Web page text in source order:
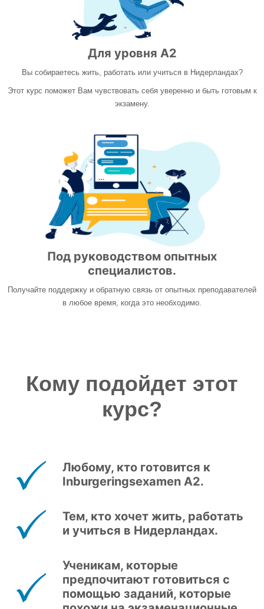
Для уровня A2
Вы собираетесь жить, работать или учиться в Нидерландах?
Этот курс поможет Вам чувствовать себя уверенно и быть готовым к
экзамену.
Под руководством опытных
специалистов.
Получайте поддержку и обратную связь от опытных преподавателей
в любое время, когда это необходимо.
Кому подойдет этот
курс?
Любому, кто готовится к
Inburgeringsexamen A2.
Тем, кто хочет жить, работать
и учиться в Нидерландах.
Ученикам, которые
предпочитают готовиться с
помощью заданий, которые